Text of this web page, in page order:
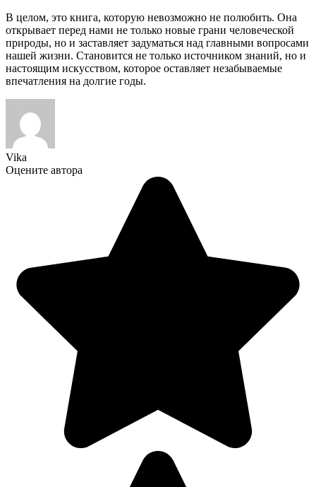
В целом, это книга, которую невозможно не полюбить. Она
открывает перед нами не только новые грани человеческой
природы, но и заставляет задуматься над главными вопросами
нашей жизни. Становится не только источником знаний, но и
настоящим искусством, которое оставляет незабываемые
впечатления на долгие годы.
Vika
Оцените автора